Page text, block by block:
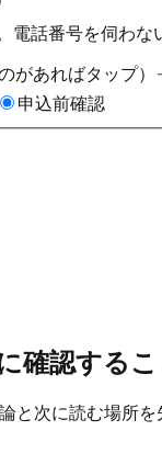
電話番号を伺わ
があればタップ）
申込前確認
確認するこ
と次に読む場所を